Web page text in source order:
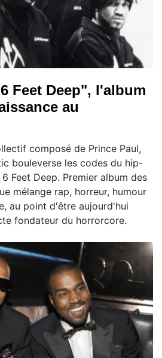
Feet Deep", l'album
au
composé de Prince Paul,
bouleverse les codes du hip-
Feet Deep. Premier album des
mélange rap, horreur, humour
au point d'être aujourd'hui
fondateur du horrorcore.